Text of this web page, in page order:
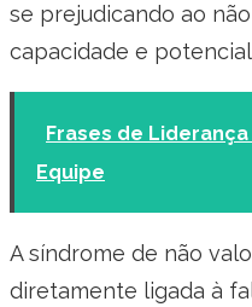
se prejudicando ao
capacidade e
Frases de
Equipe
A síndrome de não
diretamente ligada à